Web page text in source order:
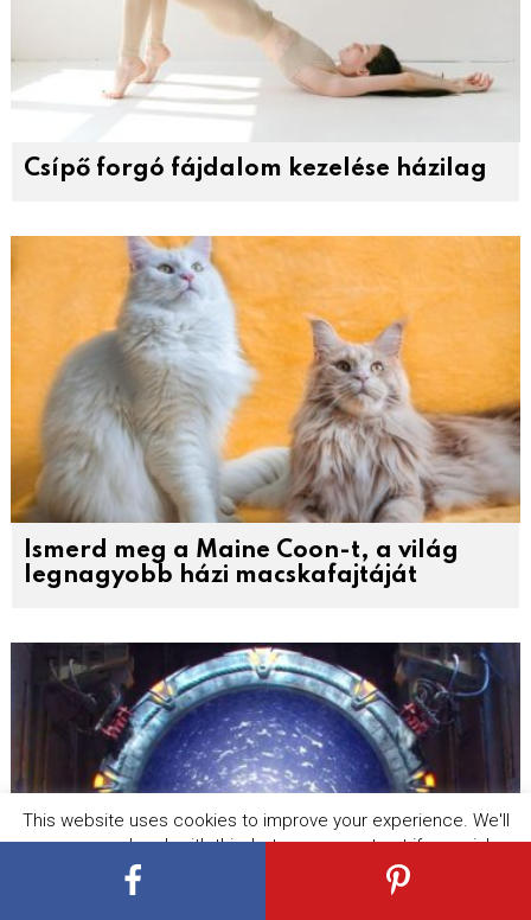
Csípő forgó fájdalom kezelése házilag
Ismerd meg a Maine Coon-t, a világ
legnagyobb házi macskafajtáját
This website uses cookies to improve your experience. We'll
assume you're ok with this, but you can opt-out if you wish.